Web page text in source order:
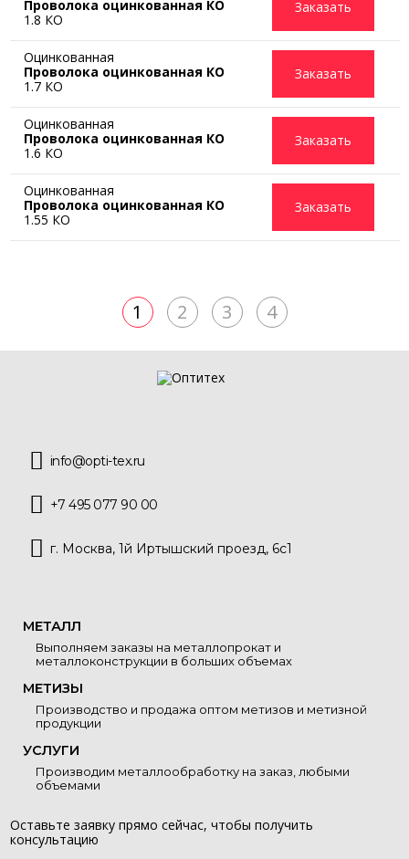
Проволока оцинкованная КО
1.8 КО
Заказать
Оцинкованная
Проволока оцинкованная КО
1.7 КО
Заказать
Оцинкованная
Проволока оцинкованная КО
1.6 КО
Заказать
Оцинкованная
Проволока оцинкованная КО
1.55 КО
Заказать
1 2 3 4
info@opti-tex.ru
+7 495 077 90 00
г. Москва, 1й Иртышский проезд, 6с1
МЕТАЛЛ
Выполняем заказы на металлопрокат и
металлоконструкции в больших объемах
МЕТИЗЫ
Производство и продажа оптом метизов и метизной
продукции
УСЛУГИ
Производим металлообработку на заказ, любыми
объемами
Оставьте заявку прямо сейчас, чтобы получить
консультацию